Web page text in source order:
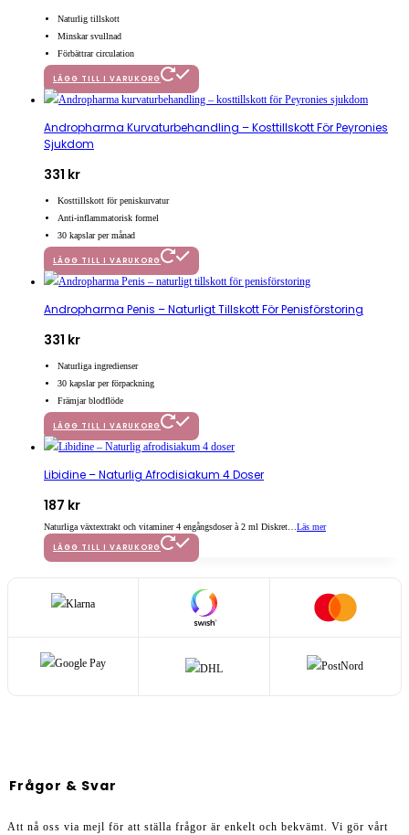
Naturlig tillskott
Minskar svullnad
Förbättrar circulation
LÄGG TILL I VARUKORG
Andropharma Kurvaturbehandling – Kosttillskott För Peyronies
Sjukdom
331 kr
Kosttillskott för peniskurvatur
Anti-inflammatorisk formel
30 kapslar per månad
LÄGG TILL I VARUKORG
Andropharma Penis – Naturligt Tillskott För Penisförstoring
331 kr
Naturliga ingredienser
30 kapslar per förpackning
Främjar blodflöde
LÄGG TILL I VARUKORG
Libidine – Naturlig Afrodisiakum 4 Doser
187 kr
Naturliga växtextrakt och vitaminer 4 engångsdoser à 2 ml Diskret… Läs mer
LÄGG TILL I VARUKORG
Frågor & Svar
Att nå oss via mejl för att ställa frågor är enkelt och bekvämt. Vi gör vårt